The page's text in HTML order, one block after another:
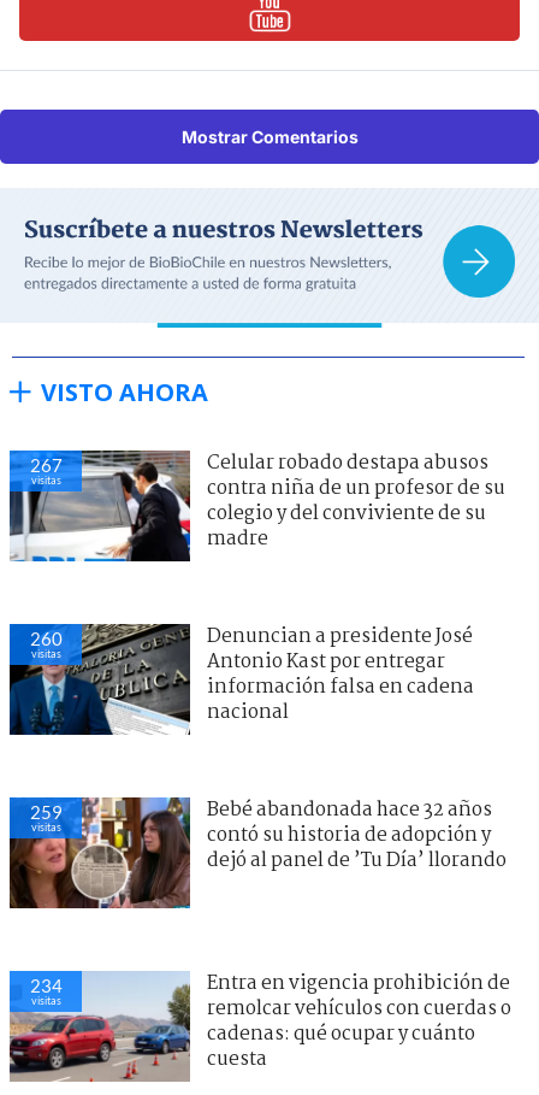
Mostrar Comentarios
VISTO AHORA
267
visitas
Celular robado destapa abusos
contra niña de un profesor de su
colegio y del conviviente de su
madre
260
visitas
Denuncian a presidente José
Antonio Kast por entregar
información falsa en cadena
nacional
259
visitas
Bebé abandonada hace 32 años
contó su historia de adopción y
dejó al panel de ’Tu Día’ llorando
234
visitas
Entra en vigencia prohibición de
remolcar vehículos con cuerdas o
cadenas: qué ocupar y cuánto
cuesta